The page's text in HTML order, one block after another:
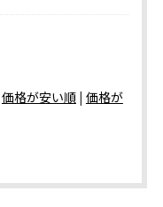
価格が安い順| 価格が